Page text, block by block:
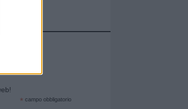
* campo obbligatorio